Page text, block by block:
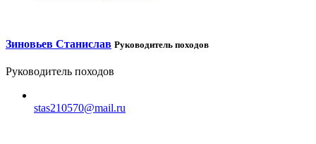
Зиновьев Станислав Руководитель походов
Руководитель походов
stas210570@mail.ru